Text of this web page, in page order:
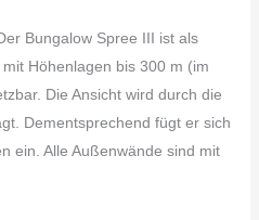
Bungalow Spree III ist als
Höhenlagen bis 300 m (im
Die Ansicht wird durch die
Dementsprechend fügt er sich
ein. Alle Außenwände sind mit